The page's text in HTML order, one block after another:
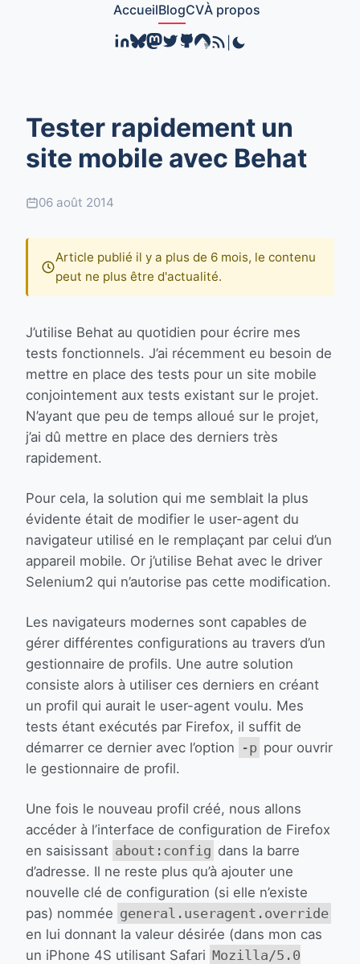
AccueilBlogCVÀ propos
Tester rapidement un
site mobile avec Behat
06 août 2014
Article publié il y a plus de 6 mois, le contenu
peut ne plus être d'actualité.
J’utilise Behat au quotidien pour écrire mes
tests fonctionnels. J’ai récemment eu besoin de
mettre en place des tests pour un site mobile
conjointement aux tests existant sur le projet.
N’ayant que peu de temps alloué sur le projet,
j’ai dû mettre en place des derniers très
rapidement.
Pour cela, la solution qui me semblait la plus
évidente était de modifier le user-agent du
navigateur utilisé en le remplaçant par celui d’un
appareil mobile. Or j’utilise Behat avec le driver
Selenium2 qui n’autorise pas cette modification.
Les navigateurs modernes sont capables de
gérer différentes configurations au travers d’un
gestionnaire de profils. Une autre solution
consiste alors à utiliser ces derniers en créant
un profil qui aurait le user-agent voulu. Mes
tests étant exécutés par Firefox, il suffit de
démarrer ce dernier avec l’option -p pour ouvrir
le gestionnaire de profil.
Une fois le nouveau profil créé, nous allons
accéder à l’interface de configuration de Firefox
en saisissant about:config dans la barre
d’adresse. Il ne reste plus qu’à ajouter une
nouvelle clé de configuration (si elle n’existe
pas) nommée general.useragent.override
en lui donnant la valeur désirée (dans mon cas
un iPhone 4S utilisant Safari Mozilla/5.0